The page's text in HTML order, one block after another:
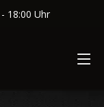
18:00 Uhr